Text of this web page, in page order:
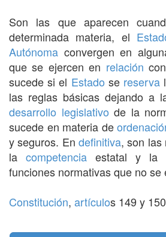
Son las que aparecen
determinada materia, el
Autónoma convergen en
que se ejercen en relación
sucede si el Estado se reserva
las reglas básicas dejando a
desarrollo legislativo de la
sucede en materia de
y seguros. En definitiva, son las
la competencia estatal y la
funciones normativas que no se
Constitución, artículos 149 y